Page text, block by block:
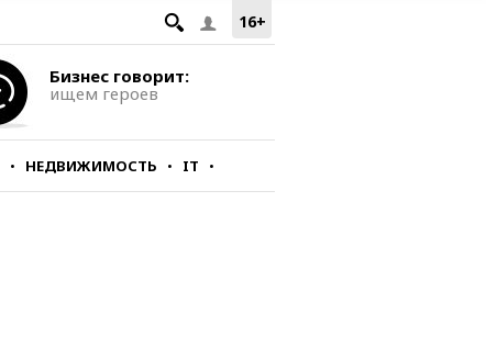
16+
Бизнес говорит:
ищем героев
НЕДВИЖИМОСТЬ IT